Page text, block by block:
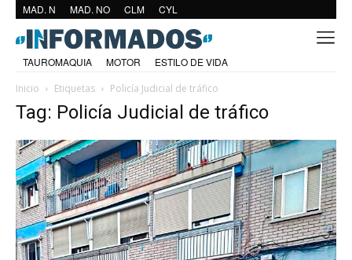
MAD. N MAD. NO CLM CYL
TAUROMAQUIA MOTOR
ESTILO DE VIDA
Inicio
Etiquetas Policía Judicial de tráfico
Tag: Policía Judicial de tráfico